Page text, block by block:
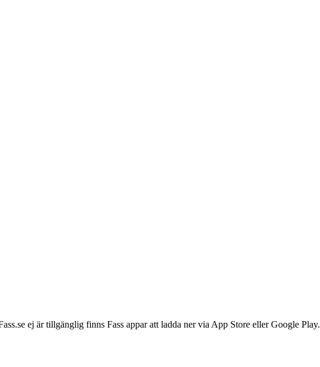
ej är tillgänglig finns Fass appar att ladda ner via App Store eller Google Play.